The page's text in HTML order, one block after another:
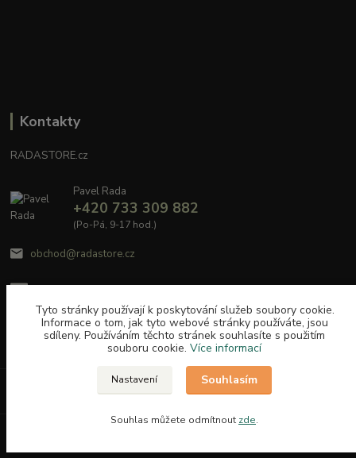
Kontakty
RADASTORE.cz
Pavel Rada
+420 733 309 882
(Po-Pá, 9-17 hod.)
obchod@radastore.cz
Upravit sběr cookies.
Tyto stránky používají k poskytování služeb soubory cookie.
Informace o tom, jak tyto webové stránky používáte, jsou
sdíleny. Používáním těchto stránek souhlasíte s použitím
souboru cookie. Více informací
Nastavení Souhlasím
Souhlas můžete odmítnout zde.